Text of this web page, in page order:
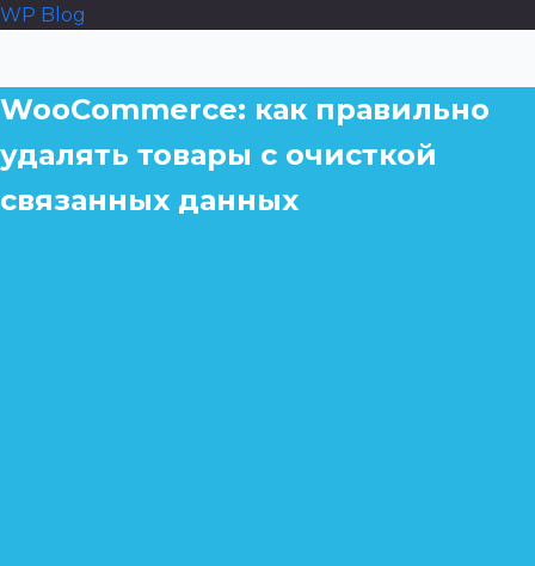
WP Blog
WooCommerce: как правильно
удалять товары с очисткой
связанных данных